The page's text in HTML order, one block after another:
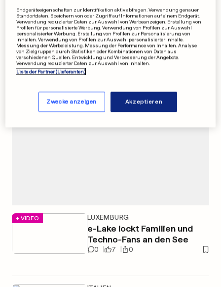
So bringt eine Haarprobe am
e-Lake einen Gratis-
Haarschnitt
1 10 2
+ VIDEO LUXEMBURG
e-Lake lockt Familien und
Techno-Fans an den See
0 7 0
Endgeräteeigenschaften zur Identifikation aktiv abfragen. Verwendung genauer
Standortdaten. Speichern von oder Zugriff auf Informationen auf einem Endgerät.
Verwendung reduzierter Daten zur Auswahl von Werbeanzeigen. Erstellung von
Profilen für personalisierte Werbung. Verwendung von Profilen zur Auswahl
personalisierter Werbung. Erstellung von Profilen zur Personalisierung von
Inhalten. Verwendung von Profilen zur Auswahl personalisierter Inhalte.
Messung der Werbeleistung. Messung der Performance von Inhalten. Analyse
von Zielgruppen durch Statistiken oder Kombinationen von Daten aus
verschiedenen Quellen. Entwicklung und Verbesserung der Angebote.
Verwendung reduzierter Daten zur Auswahl von Inhalten.
Liste der Partner (Lieferanten)
Zwecke anzeigen Akzeptieren